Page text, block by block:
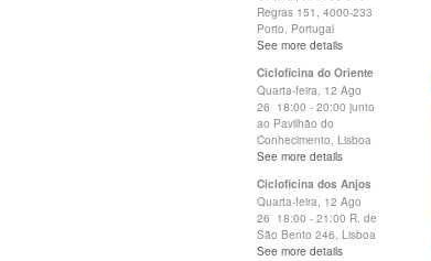
Regras 151, 4000-233
Porto, Portugal
See more details
Cicloficina do Oriente
Quarta-feira, 12 Ago
26 18:00 - 20:00 junto
ao Pavilhão do
Conhecimento, Lisboa
See more details
Cicloficina dos Anjos
Quarta-feira, 12 Ago
26 18:00 - 21:00 R. de
São Bento 246, Lisboa
See more details